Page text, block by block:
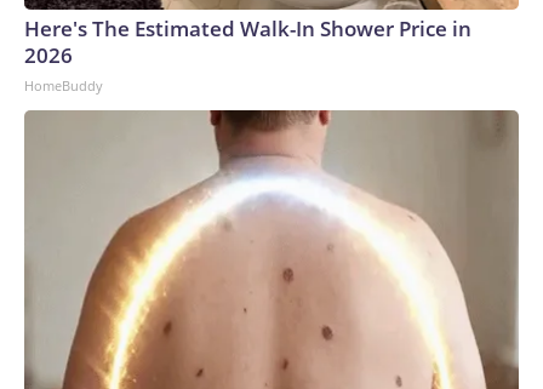
Here's The Estimated Walk-In Shower Price in
2026
HomeBuddy